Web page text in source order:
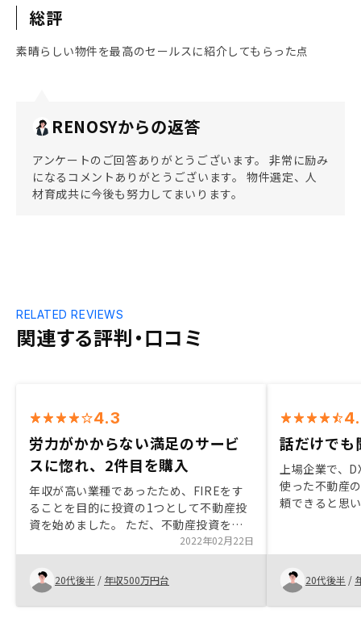
総評
素晴らしい物件を最高のセールスに紹介してもらった点
RENOSYからの返答
アンケートのご回答ありがとうございます。 非常に励み
になるコメントありがとうございます。 物件選定、人
材育成共に今後も努力してまいります。
関連する評判・口コミ
RELATED REVIEWS
4.3
労力がかからない満足のサービ
スに惚れ、2件目を購入
年収が高い業種であったため、FIREをす
ることを目的に投資の1つとして不動産投
資を始めました。 ただ、不動産投資をす
る上で、普段働きながら管理をしていくこ
との難しさ（居住者への対応や原状回復時
の対応）を書籍やネットで知り、その点を
解消したサービスが無いかと探していたと
ころ、RENOSYさんに出会いました。 出
2022年02月22日
20代後半 / 年収500万円台
話だけでも
上場企業で、
使った不動産
頼できると思
て応募したも
たくさんあり
20代後半 /